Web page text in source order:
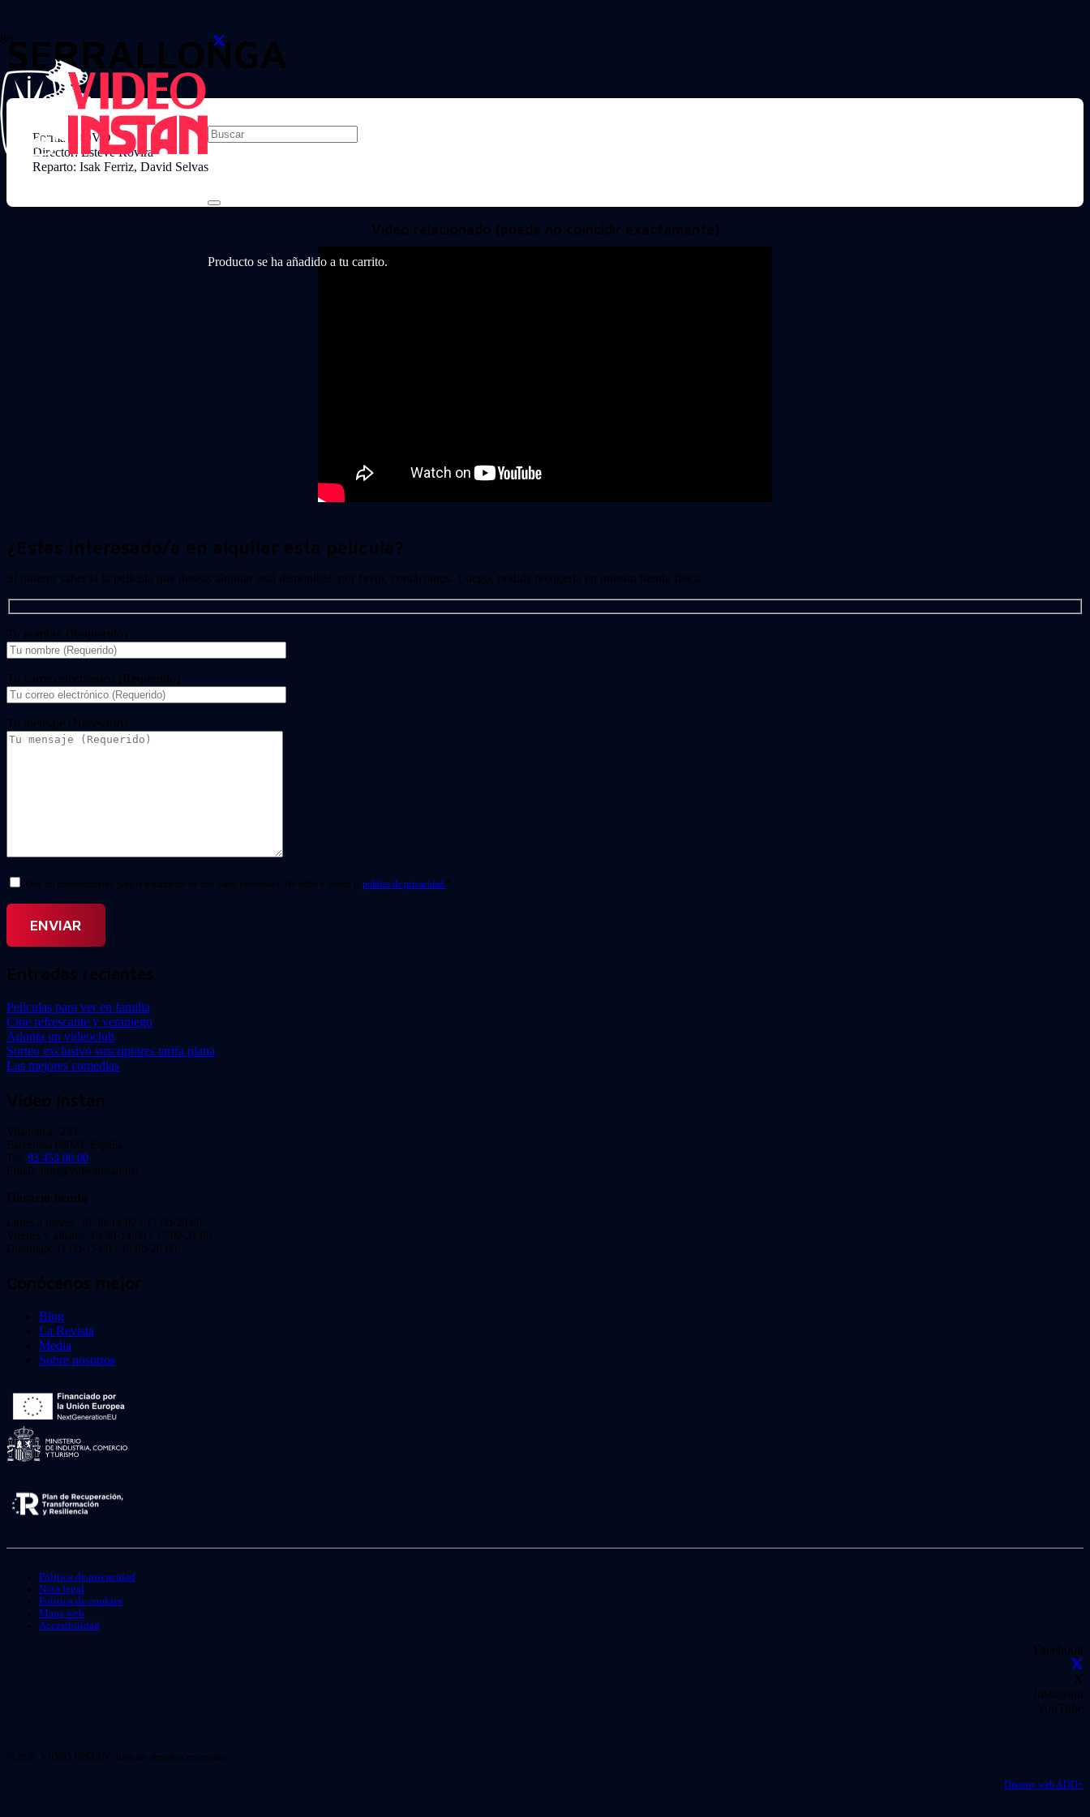
Producto se ha añadido a tu carrito.
SERRALLONGA
Formato: DVD
Director: Esteve Rovira
Reparto: Isak Ferriz, David Selvas
Video relacionado (puede no coincidir exactamente)
¿Estas interesado/a en alquilar esta película?
Si quieres saber si la película que deseas alquilar está disponible, por favor, contáctanos. Luego, podrás recogerla en nuestra tienda física.
Tu nombre (Requerido)
Tu correo electrónico (Requerido)
Tu mensaje (Necesario)
Doy mi consentimiento para el tratamiento de mis datos personales. He leído y acepto la política de privacidad. *
Entradas recientes
Películas para ver en familia
Cine refrescante y veraniego
Adopta un videoclub
Sorteo exclusivo suscriptores tarifa plana
Las mejores comedias
Video Instan
Viladomat, 239
Barcelona 08029. España.
Tel: 93 453 00 00
Email: info@videoinstan.net
Horario tienda
Lunes a jueves: 10:30-14:00 / 17:00-20:00
Viernes y sábado: 10:30-14:00 / 17:00-21:00
Domingo: 11:00-15:00 / 16:00-20:00
Conócenos mejor
Blog
La Revista
Media
Sobre nosotros
Política de privacidad
Nota legal
Política de cookies
Mapa web
Accesibilidad
Facebook
X
Instagram
YouTube
© 2026. VIDEO INSTAN. Todo los derechos reservados.
Disseny web ADD+